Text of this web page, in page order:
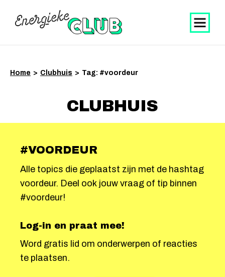
Home > Clubhuis > Tag: #voordeur
CLUBHUIS
#VOORDEUR
Alle topics die geplaatst zijn met de hashtag
voordeur. Deel ook jouw vraag of tip binnen
#voordeur!
Log-in en praat mee!
Word gratis lid om onderwerpen of reacties
te plaatsen.